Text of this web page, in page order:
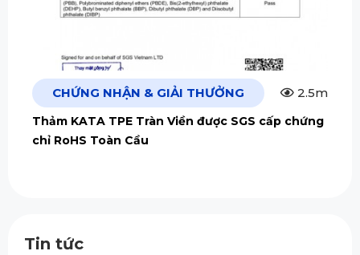
CHỨNG NHẬN & GIẢI THƯỞNG 2.5m
Thảm KATA TPE Tràn Viền được SGS cấp chứng
chỉ RoHS Toàn Cầu
Tin tức